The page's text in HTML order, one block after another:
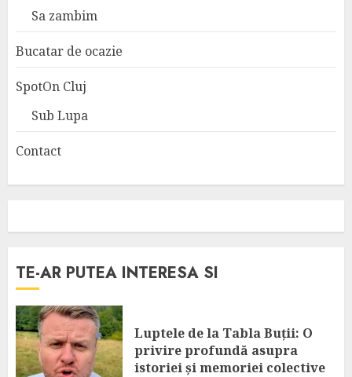
Sa zambim
Bucatar de ocazie
SpotOn Cluj
Sub Lupa
Contact
TE-AR PUTEA INTERESA SI
Luptele de la Tabla Buții: O
privire profundă asupra
istoriei și memoriei colective